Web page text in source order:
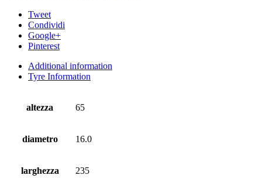
Tweet
Condividi
Google+
Pinterest
Additional information
Tyre Information
altezza 65
diametro 16.0
larghezza 235